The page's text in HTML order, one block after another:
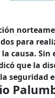
para
la causa.
que la
seguridad